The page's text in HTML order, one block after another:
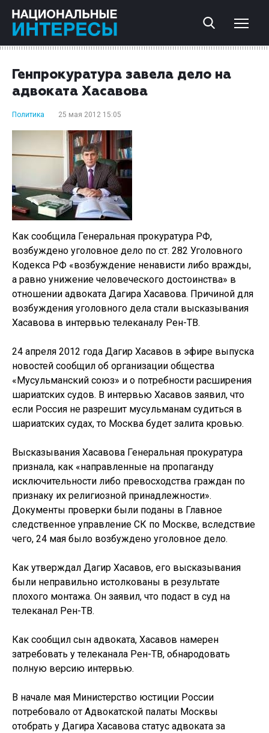
Генпрокуратура завела дело на
адвоката Хасавова
Политика 25 мая 2012 15:05
Как сообщила Генеральная прокуратура РФ,
возбуждено уголовное дело по ст. 282 Уголовного
Кодекса РФ «возбуждение ненависти либо вражды,
а равно унижение человеческого достоинства» в
отношении адвоката Дагира Хасавова. Причиной для
возбуждения уголовного дела стали высказывания
Хасавова в интервью телеканалу Рен-ТВ.
24 апреля 2012 года Дагир Хасавов в эфире выпуска
новостей сообщил об организации общества
«Мусульманский союз» и о потребности расширения
шариатских судов. В интервью Хасавов заявил, что
если Россия не разрешит мусульманам судиться в
шариатских судах, то Москва будет залита кровью.
Высказывания Хасавова Генеральная прокуратура
признала, как «направленные на пропаганду
исключительности либо превосходства граждан по
признаку их религиозной принадлежности».
Документы проверки были поданы в Главное
следственное управление СК по Москве, вследствие
чего, 24 мая было возбуждено уголовное дело.
Как утверждал Дагир Хасавов, его высказывания
были неправильно истолкованы в результате
плохого монтажа. Он заявил, что подаст в суд на
телеканал Рен-ТВ.
Как сообщил сын адвоката, Хасавов намерен
затребовать у телеканала Рен-ТВ, обнародовать
полную версию интервью.
В начале мая Министерство юстиции России
потребовало от Адвокатской палаты Москвы
отобрать у Дагира Хасавова статус адвоката за